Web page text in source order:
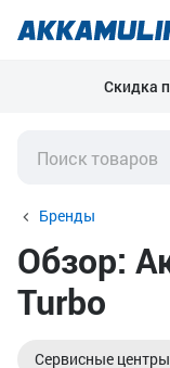
Скидка
Бренды
Обзор:
Turbo
Сервисные центры